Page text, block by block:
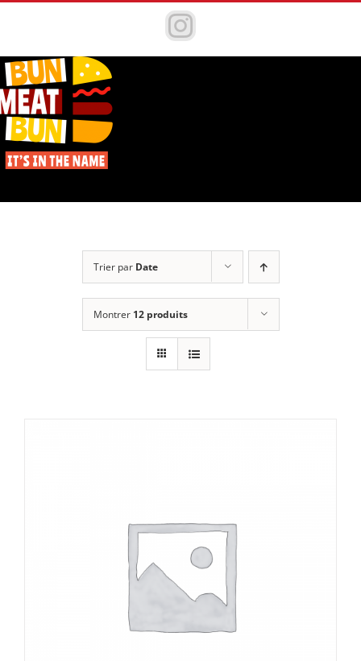
contenu
Instagram
Trier par Date
Montrer 12 produits
DÉTAILS